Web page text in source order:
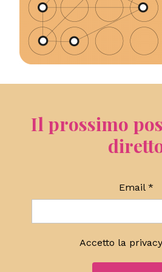
Il prossimo
Email *
Accetto la